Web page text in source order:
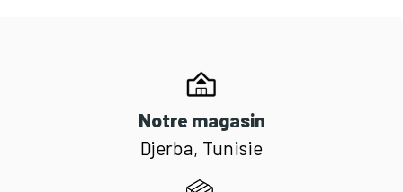
Notre magasin
Djerba, Tunisie